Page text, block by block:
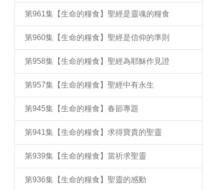
第961集【生命的糧食】聖經是靈魂的糧食
第960集【生命的糧食】聖經是信仰的準則
第958集【生命的糧食】聖經為耶穌作見證
第957集【生命的糧食】聖經中有永生
第945集【生命的糧食】春節專題
第941集【生命的糧食】求得寶貴的聖靈
第939集【生命的糧食】當祈求聖靈
第936集【生命的糧食】聖靈的感動